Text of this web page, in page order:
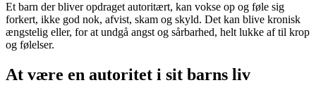
Et barn der bliver opdraget autoritært, kan vokse op og føle sig
forkert, ikke god nok, afvist, skam og skyld. Det kan blive kronisk
ængstelig eller, for at undgå angst og sårbarhed, helt lukke af til krop
og følelser.
At være en autoritet i sit barns liv